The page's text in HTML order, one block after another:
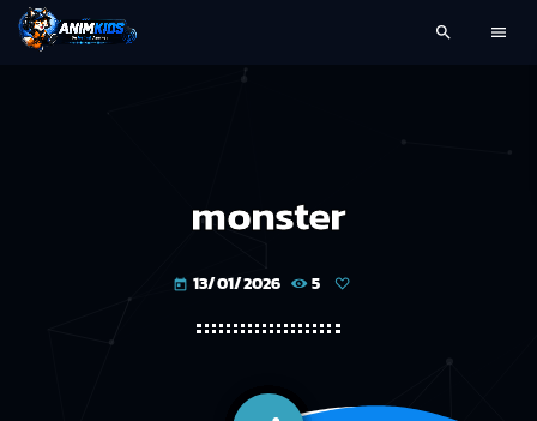
search menu
monster
today 13/01/2026 5